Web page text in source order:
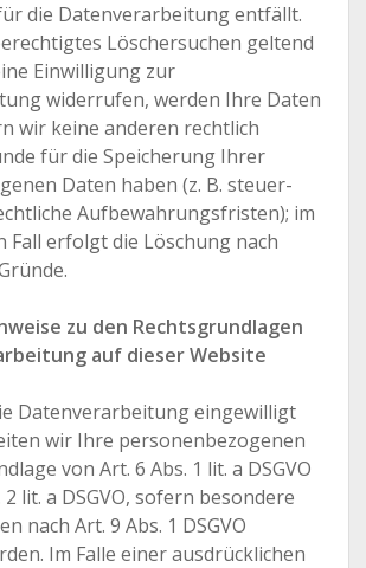
die Datenverarbeitung entfällt.
Löschersuchen geltend
Einwilligung zur
widerrufen, werden Ihre Daten
wir keine anderen rechtlich
für die Speicherung Ihrer
Daten haben (z. B. steuer-
Aufbewahrungsfristen); im
Fall erfolgt die Löschung nach
zu den Rechtsgrundlagen
auf dieser Website
Datenverarbeitung eingewilligt
wir Ihre personenbezogenen
von Art. 6 Abs. 1 lit. a DSGVO
2 lit. a DSGVO, sofern besondere
nach Art. 9 Abs. 1 DSGVO
Im Falle einer ausdrücklichen